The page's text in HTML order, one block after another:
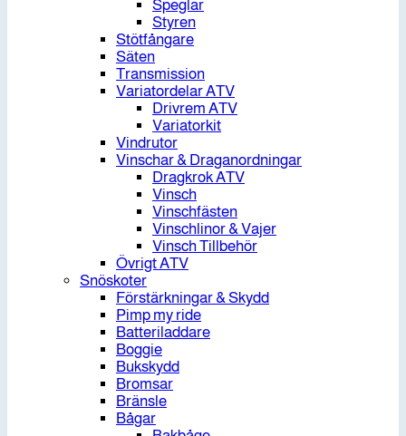
Speglar
Styren
Stötfångare
Säten
Transmission
Variatordelar ATV
Drivrem ATV
Variatorkit
Vindrutor
Vinschar & Draganordningar
Dragkrok ATV
Vinsch
Vinschfästen
Vinschlinor & Vajer
Vinsch Tillbehör
Övrigt ATV
Snöskoter
Förstärkningar & Skydd
Pimp my ride
Batteriladdare
Boggie
Bukskydd
Bromsar
Bränsle
Bågar